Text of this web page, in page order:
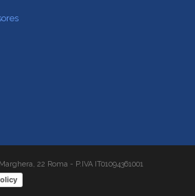
22 Roma - P.IVA IT01094361001